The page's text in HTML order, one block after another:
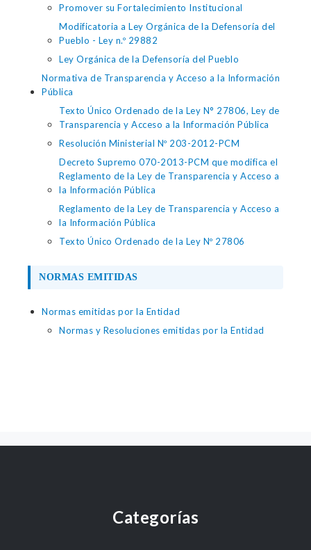
Promover su Fortalecimiento Institucional
Modificatoria a Ley Orgánica de la Defensoría del
Pueblo - Ley n.º 29882
Ley Orgánica de la Defensoría del Pueblo
Normativa de Transparencia y Acceso a la Información
Pública
Texto Único Ordenado de la Ley N° 27806, Ley de
Transparencia y Acceso a la Información Pública
Resolución Ministerial Nº 203-2012-PCM
Decreto Supremo 070-2013-PCM que modifica el
Reglamento de la Ley de Transparencia y Acceso a
la Información Pública
Reglamento de la Ley de Transparencia y Acceso a
la Información Pública
Texto Único Ordenado de la Ley Nº 27806
NORMAS EMITIDAS
Normas emitidas por la Entidad
Normas y Resoluciones emitidas por la Entidad
Categorías